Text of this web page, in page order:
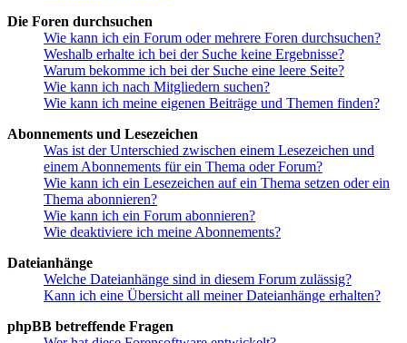
Die Foren durchsuchen
Wie kann ich ein Forum oder mehrere Foren durchsuchen?
Weshalb erhalte ich bei der Suche keine Ergebnisse?
Warum bekomme ich bei der Suche eine leere Seite?
Wie kann ich nach Mitgliedern suchen?
Wie kann ich meine eigenen Beiträge und Themen finden?
Abonnements und Lesezeichen
Was ist der Unterschied zwischen einem Lesezeichen und
einem Abonnements für ein Thema oder Forum?
Wie kann ich ein Lesezeichen auf ein Thema setzen oder ein
Thema abonnieren?
Wie kann ich ein Forum abonnieren?
Wie deaktiviere ich meine Abonnements?
Dateianhänge
Welche Dateianhänge sind in diesem Forum zulässig?
Kann ich eine Übersicht all meiner Dateianhänge erhalten?
phpBB betreffende Fragen